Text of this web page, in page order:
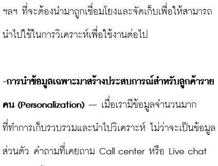
ฯลฯ ที่จะต้องนำมาถูกเชื่อมโยงและจัดเก็บเพื่อให้สามารถ
นำไปใช้ในการวิเคราะห์เพื่อใช้งานต่อไป
-การนำข้อมูลเฉพาะมาสร้างประสบการณ์สำหรับลูกค้าราย
คน (Personalization) – เมื่อเรามีข้อมูลจำนวนมาก
ที่ทำการเก็บรวบรวมและนำไปวิเคราะห์ ไม่ว่าจะเป็นข้อมูล
ส่วนตัว คำถามที่เคยถาม Call center หรือ Live chat